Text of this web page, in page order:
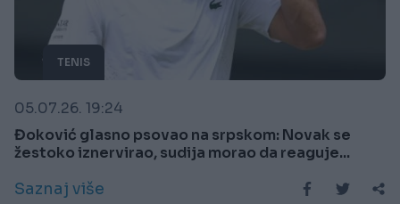
TENIS
05.07.26. 19:24
Đoković glasno psovao na srpskom: Novak se
žestoko iznervirao, sudija morao da reaguje...
Saznaj više